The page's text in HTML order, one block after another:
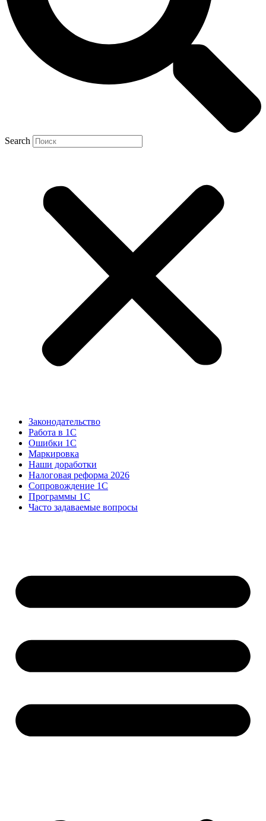
Search
Законодательство
Работа в 1С
Ошибки 1С
Маркировка
Наши доработки
Налоговая реформа 2026
Сопровождение 1С
Программы 1С
Часто задаваемые вопросы